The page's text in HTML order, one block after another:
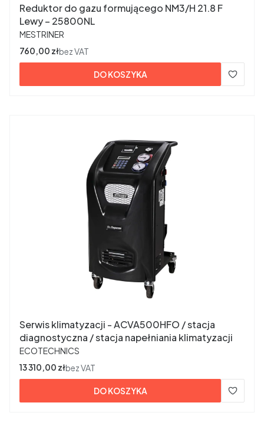
Reduktor do gazu formującego NM3/H 21.8 F
Lewy – 25800NL
PRODUCENT
MESTRINER
Cena
760,00 złbez VAT
DO KOSZYKA
Serwis klimatyzacji - ACVA500HFO / stacja
diagnostyczna / stacja napełniania klimatyzacji
PRODUCENT
ECOTECHNICS
Cena
13 310,00 złbez VAT
DO KOSZYKA